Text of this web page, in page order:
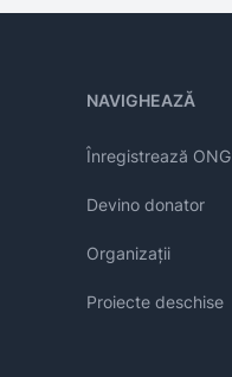
NAVIGHEAZĂ
Înregistrează ONG
Devino donator
Organizații
Proiecte deschise